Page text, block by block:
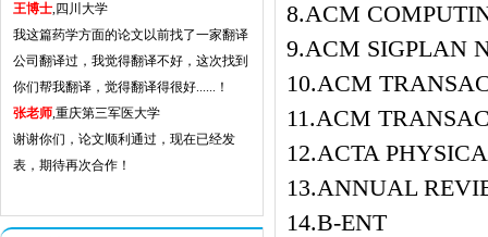
王博士,四川大学
我这篇药学方面的论文以前找了一家翻译
公司翻译过，我觉得翻译不好，这次找到
你们帮我翻译，觉得翻译得很好......！
张老师,重庆第三军医大学
谢谢你们，论文顺利通过，现在已经发
表，期待再次合作！
8.ACM
9.ACM SIGPLAN
10.ACM
11.ACM
12.ACTA
13.ANNUAL
14.B-ENT